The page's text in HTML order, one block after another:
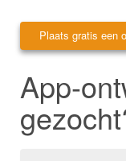
Plaats gratis een
App-